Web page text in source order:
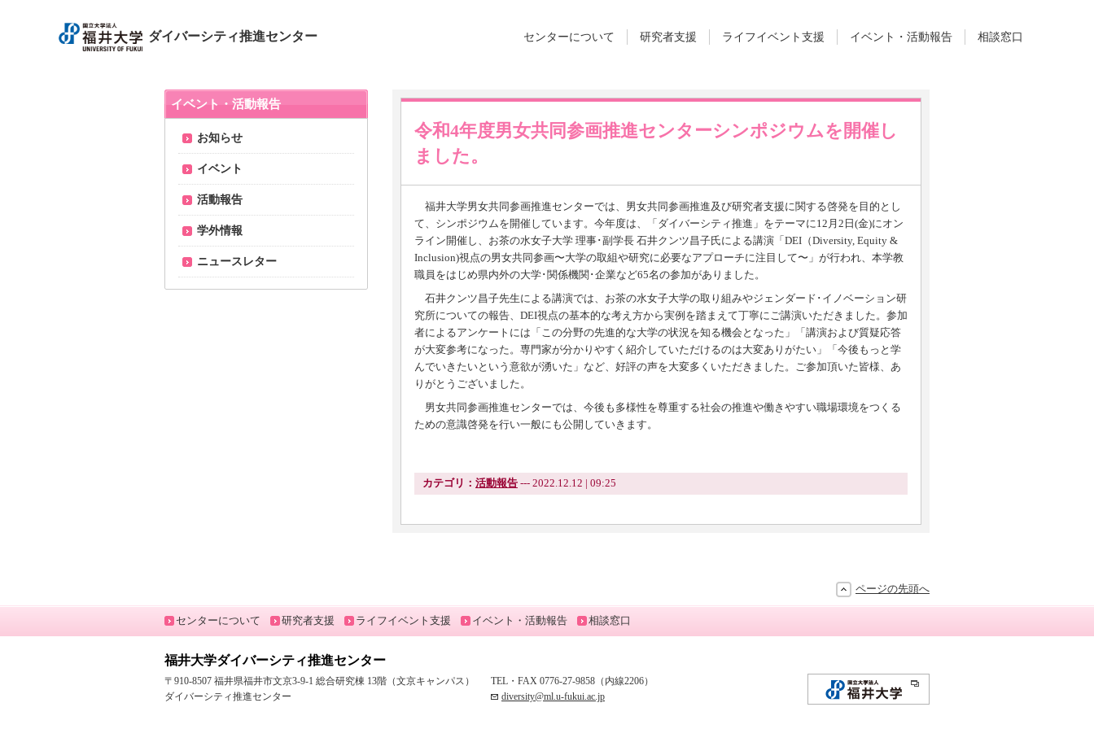
ダイバーシティ推進センター センターについて 研究者支援 ライフイベント支援 イベント・活動報告 相談窓口
令和4年度男女共同参画推進センターシンポジウムを開催し
ました。
福井大学男女共同参画推進センターでは、男女共同参画推進及び研究者支援に関する啓発を目的とし
て、シンポジウムを開催しています。今年度は、「ダイバーシティ推進」をテーマに12月2日(金)にオン
ライン開催し、お茶の水女子大学 理事･副学長 石井クンツ昌子氏による講演「DEI（Diversity, Equity &
Inclusion)視点の男女共同参画〜大学の取組や研究に必要なアプローチに注目して〜」が行われ、本学教
職員をはじめ県内外の大学･関係機関･企業など65名の参加がありました。
石井クンツ昌子先生による講演では、お茶の水女子大学の取り組みやジェンダード･イノベーション研
究所についての報告、DEI視点の基本的な考え方から実例を踏まえて丁寧にご講演いただきました。参加
者によるアンケートには「この分野の先進的な大学の状況を知る機会となった」「講演および質疑応答
が大変参考になった。専門家が分かりやすく紹介していただけるのは大変ありがたい」「今後もっと学
んでいきたいという意欲が湧いた」など、好評の声を大変多くいただきました。ご参加頂いた皆様、あ
りがとうございました。
男女共同参画推進センターでは、今後も多様性を尊重する社会の推進や働きやすい職場環境をつくる
ための意識啓発を行い一般にも公開していきます。
カテゴリ： 活動報告 --- 2022.12.12 | 09:25
イベント・活動報告
お知らせ
イベント
活動報告
学外情報
ニュースレター
ページの先頭へ
センターについて 研究者支援 ライフイベント支援 イベント・活動報告 相談窓口
福井大学ダイバーシティ推進センター
〒910-8507 福井県福井市文京3-9-1 総合研究棟 13階（文京キャンパス）
ダイバーシティ推進センター
TEL・FAX 0776-27-9858（内線2206）
diversity@ml.u-fukui.ac.jp